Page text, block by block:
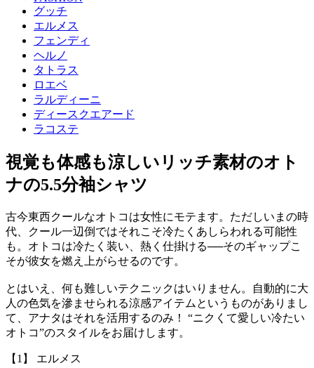
グッチ
エルメス
フェンディ
ヘルノ
タトラス
ロエベ
ラルディーニ
ディースクエアード
ラコステ
視覚も体感も涼しいリッチ素材のオト
ナの5.5分袖シャツ
古今東西クールなオトコは女性にモテます。ただしいまの時
代、クール一辺倒ではそれこそ冷たくあしらわれる可能性
も。オトコは冷たく装い、熱く仕掛ける──そのギャップこ
そが彼女を燃え上がらせるのです。
とはいえ、何も難しいテクニックはいりません。自動的に大
人の色気を滲ませられる涼感アイテムというものがありまし
て、アナタはそれを活用するのみ！ “ニクくて愛しい冷たい
オトコ”のスタイルをお届けします。
【1】 エルメス